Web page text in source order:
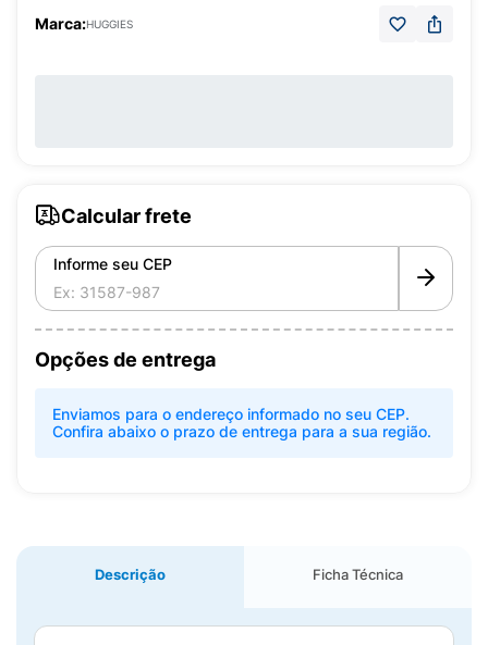
Marca:HUGGIES
Calcular frete
Informe seu CEP
Opções de entrega
Enviamos para o endereço informado no seu CEP.
Confira abaixo o prazo de entrega para a sua região.
Descrição Ficha Técnica